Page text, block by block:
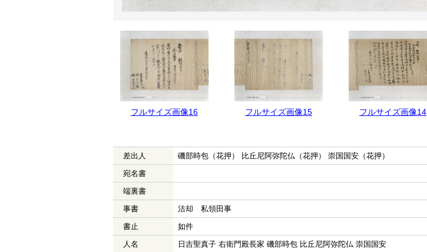
フルサイズ画像16 フルサイズ画像15 フルサイズ画像14
差出人
磯部時包（花押） 比丘尼阿弥陀仏（花押） 崇国国安（花押）
宛名書
端裏書
事書
沽却 私領田事
書止
如件
人名
日吉聖真子 右衛門殿長家 磯部時包 比丘尼阿弥陀仏 崇国国安